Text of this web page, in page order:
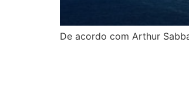
De acordo com Arthur